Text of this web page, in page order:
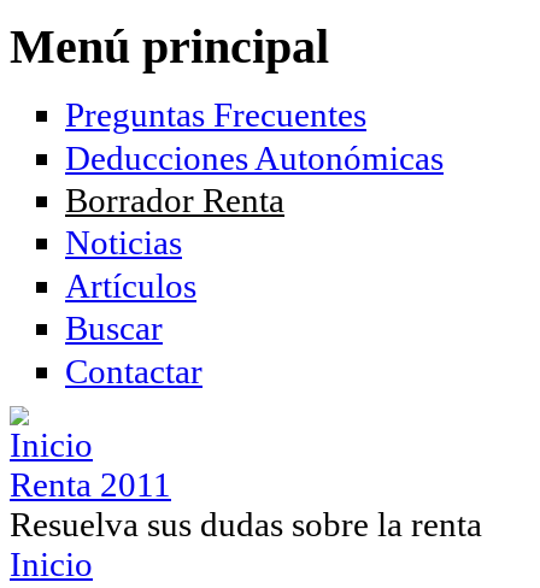
Pasar al contenido principal
Menú principal
Preguntas Frecuentes
Deducciones Autonómicas
Borrador Renta
Noticias
Artículos
Buscar
Contactar
Renta 2011
Resuelva sus dudas sobre la renta
Usted está aquí
Inicio